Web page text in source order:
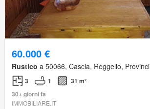
60.000 €
Rustico a 50066, Cascia, Reggello,
3 1
31 m²
30+ giorni fa
IMMOBILIARE.IT